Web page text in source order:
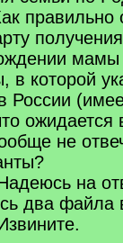
в которой
России
ожидается
не
на
два файла